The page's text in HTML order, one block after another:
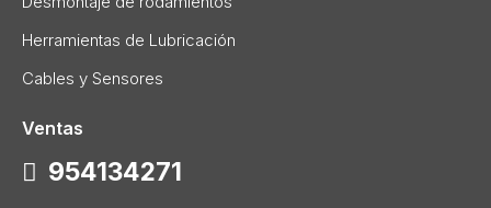
Herramientas de Lubricación
Cables y Sensores
Ventas
954134271